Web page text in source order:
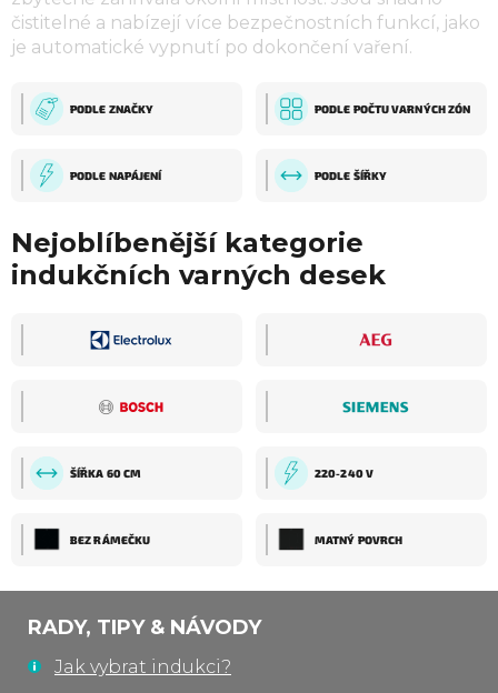
čistitelné a nabízejí více bezpečnostních funkcí, jako
je automatické vypnutí po dokončení vaření.
PODLE ZNAČKY PODLE POČTU VARNÝCH ZÓN
PODLE NAPÁJENÍ PODLE ŠÍŘKY
Nejoblíbenější kategorie
indukčních varných desek
ŠÍŘKA 60 CM 220-240 V
BEZ RÁMEČKU MATNÝ POVRCH
RADY, TIPY & NÁVODY
Jak vybrat indukci?